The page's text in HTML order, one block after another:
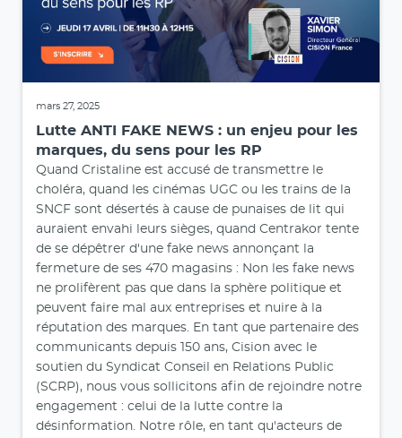
mars 27, 2025
Lutte ANTI FAKE NEWS : un enjeu pour les
marques, du sens pour les RP
Quand Cristaline est accusé de transmettre le
choléra, quand les cinémas UGC ou les trains de la
SNCF sont désertés à cause de punaises de lit qui
auraient envahi leurs sièges, quand Centrakor tente
de se dépêtrer d'une fake news annonçant la
fermeture de ses 470 magasins : Non les fake news
ne prolifèrent pas que dans la sphère politique et
peuvent faire mal aux entreprises et nuire à la
réputation des marques. En tant que partenaire des
communicants depuis 150 ans, Cision avec le
soutien du Syndicat Conseil en Relations Public
(SCRP), nous vous sollicitons afin de rejoindre notre
engagement : celui de la lutte contre la
désinformation. Notre rôle, en tant qu'acteurs de